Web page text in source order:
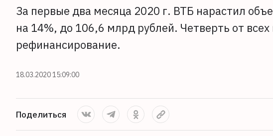
За первые два месяца 2020 г. ВТБ нарастил
на 14%, до 106,6 млрд рублей. Четверть от
рефинансирование.
18.03.2020 15:09:00
Поделиться